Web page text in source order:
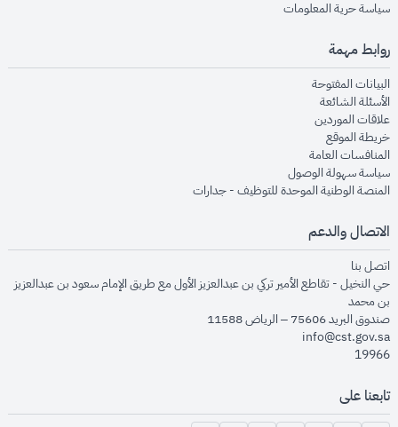
سياسة حرية المعلوماتopens in new window
روابط مهمة
البيانات المفتوحةopens in new window
الأسئلة الشائعةopens in new window
علاقات الموردينopens in new window
خريطة الموقعopens in new window
المنافسات العامةopens in new window
سياسة سهولة الوصولopens in new window
المنصة الوطنية الموحدة للتوظيف - جداراتopens in new window
الاتصال والدعم
اتصل بنا
حي النخيل - تقاطع الأمير تركي بن عبدالعزيز الأول مع طريق الإمام سعود بن عبدالعزيز
بن محمد
صندوق البريد 75606 – الرياض 11588
info@cst.gov.sa
19966
تابعنا على